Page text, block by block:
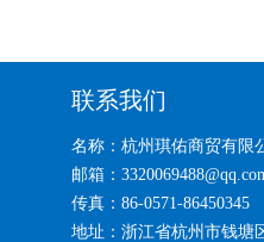
联系我们
名称：杭州琪佑商贸有限
邮箱：
传真：86-0571-86450345
地址：浙江省杭州市钱塘